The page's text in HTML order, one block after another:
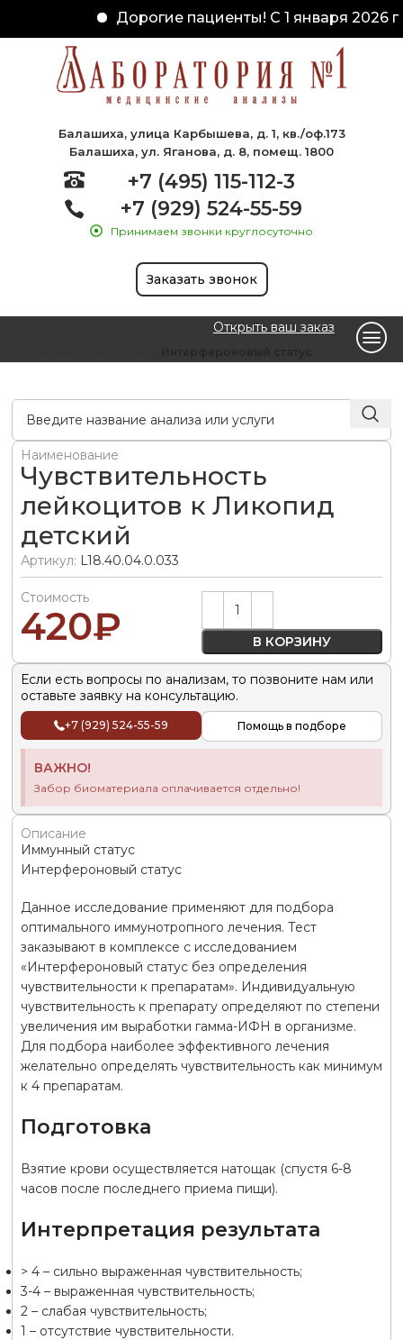
Дорогие пациенты! С 1 января 2026
Балашиха, улица Карбышева, д. 1, кв./оф.173
Балашиха, ул. Яганова, д. 8, помещ. 1800
+7 (495) 115-112-3
+7 (929) 524-55-59
Принимаем звонки круглосуточно
Заказать звонок
Открыть ваш заказ
Наименование
Чувствительность
лейкоцитов к Ликопид
детский
Артикул: L18.40.04.0.033
Стоимость
420₽ В КОРЗИНУ
Alternative:
Если есть вопросы по анализам, то позвоните нам или
оставьте заявку на консультацию.
+7 (929) 524-55-59 Помощь в подборе
ВАЖНО!
Забор биоматериала оплачивается отдельно!
Описание
Иммунный статус
Интерфероновый статус
Данное исследование применяют для подбора
оптимального иммунотропного лечения. Тест
заказывают в комплексе с исследованием
«Интерфероновый статус без определения
чувствительности к препаратам». Индивидуальную
чувствительность к препарату определяют по степени
увеличения им выработки гамма-ИФН в организме.
Для подбора наиболее эффективного лечения
желательно определять чувствительность как минимум
к 4 препаратам.
Подготовка
Взятие крови осуществляется натощак (спустя 6-8
часов после последнего приема пищи).
Интерпретация результата
> 4 – сильно выраженная чувствительность;
3-4 – выраженная чувствительность;
2 – слабая чувствительность;
1 – отсутствие чувствительности.